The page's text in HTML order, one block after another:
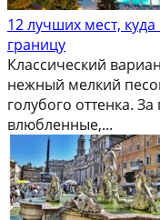
12 лучших мест,
границу
Классический
нежный мелкий
голубого оттенка.
влюбленные,...